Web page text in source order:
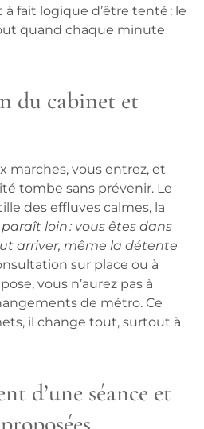
fait logique d’être tenté : le
quand chaque minute
du cabinet et
marches, vous entrez, et
tombe sans prévenir. Le
des effluves calmes, la
paraît loin : vous êtes dans
arriver, même la détente
sur place ou à
vous n’aurez pas à
de métro. Ce
il change tout, surtout à
d’une séance et